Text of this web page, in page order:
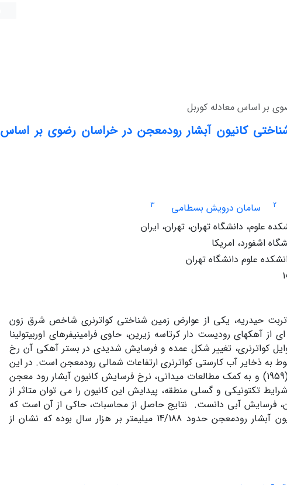
بر اساس معادله کوربل
کانیون آبشار رودمعجن در خراسان رضوی بر اساس
2 سامان درویش بسطامی
3
علوم، دانشگاه تهران، تهران، ایران
اشفورد، امریکا
علوم دانشگاه تهران
تربت حیدریه، یکی از عوارض زمین شناختی کواترنری شاخص شرق زون
از آهک­های رودیست دار کرتاسه زیرین، حاوی فرامینیفرهای اوربیتولینا
کواترنری، تغییر شکل عمده و فرسایش شدیدی در بستر آهکی آن رخ
به ذخایر آب کارستی کواترنری ارتفاعات شمالی رودمعجن است. در این
تحقیق با استفاده از معادله­ کوربل (1959) و به کمک مطالعات میدانی، نرخ فرسایش کانیون آبشار رود معجن
تکتونیکی و گسلی منطقه، پیدایش این کانیون را می توان متاثر از
فرسایش آبی دانست. نتایج حاصل از محاسبات، حاکی از آن است که
نرخ فرسایش انحلال آهک در کانیون آبشار رودمعجن حدود 14/188 میلی­متر بر هزار سال بوده که نشان از